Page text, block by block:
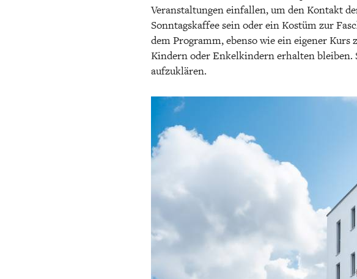
Veranstaltungen einfallen, um den Kontakt
Sonntagskaffee sein oder ein Kostüm zur
dem Programm, ebenso wie ein eigener
Kindern oder Enkelkindern erhalten bleiben.
aufzuklären.